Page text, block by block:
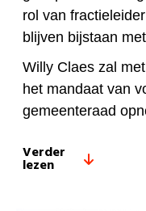
rol van
blijven bijstaan
Willy Claes zal
het mandaat van
gemeenteraad
Verder
lezen